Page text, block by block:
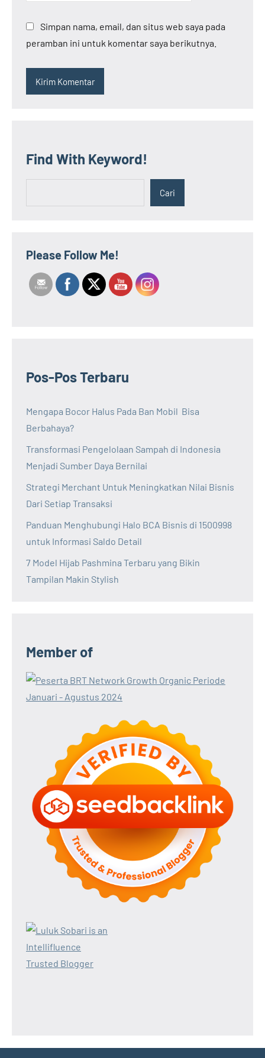
Simpan nama, email, dan situs web saya pada
peramban ini untuk komentar saya berikutnya.
Find With Keyword!
Cari
Please Follow Me!
Pos-Pos Terbaru
Mengapa Bocor Halus Pada Ban Mobil Bisa
Berbahaya?
Transformasi Pengelolaan Sampah di Indonesia
Menjadi Sumber Daya Bernilai
Strategi Merchant Untuk Meningkatkan Nilai Bisnis
Dari Setiap Transaksi
Panduan Menghubungi Halo BCA Bisnis di 1500998
untuk Informasi Saldo Detail
7 Model Hijab Pashmina Terbaru yang Bikin
Tampilan Makin Stylish
Member of